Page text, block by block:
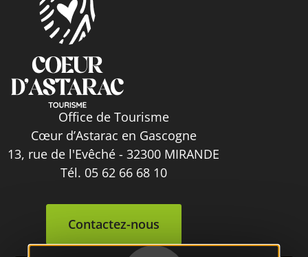
Office de Tourisme
Cœur d’Astarac en Gascogne
13, rue de l'Evêché - 32300 MIRANDE
Tél. 05 62 66 68 10
Contactez-nous